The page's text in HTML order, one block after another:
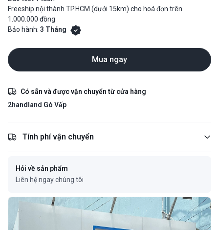
Freeship nội thành TP.HCM (dưới 15km) cho hoá đơn trên
1.000.000 đồng
Bảo hành: 3 Tháng
Mua ngay
Có sẵn và được vận chuyển từ cửa hàng
2handland Gò Vấp
Tính phí vận chuyển
Hỏi về sản phẩm
Liên hệ ngay chúng tôi